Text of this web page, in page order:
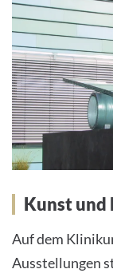
Kunst
Auf dem
Ausstellungen